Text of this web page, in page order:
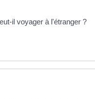
il voyager à l'étranger ?